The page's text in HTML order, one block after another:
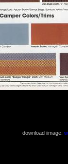
download iimage: